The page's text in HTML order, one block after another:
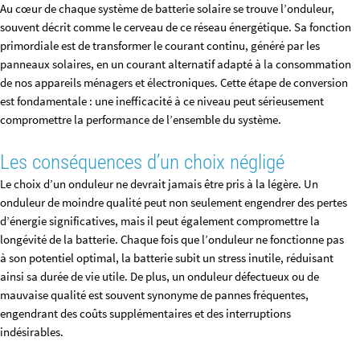
Au cœur de chaque système de batterie solaire se trouve l’onduleur,
souvent décrit comme le cerveau de ce réseau énergétique. Sa fonction
primordiale est de transformer le courant continu, généré par les
panneaux solaires, en un courant alternatif adapté à la consommation
de nos appareils ménagers et électroniques. Cette étape de conversion
est fondamentale : une inefficacité à ce niveau peut sérieusement
compromettre la performance de l’ensemble du système.
Les conséquences d’un choix négligé
Le choix d’un onduleur ne devrait jamais être pris à la légère. Un
onduleur de moindre qualité peut non seulement engendrer des pertes
d’énergie significatives, mais il peut également compromettre la
longévité de la batterie. Chaque fois que l’onduleur ne fonctionne pas
à son potentiel optimal, la batterie subit un stress inutile, réduisant
ainsi sa durée de vie utile. De plus, un onduleur défectueux ou de
mauvaise qualité est souvent synonyme de pannes fréquentes,
engendrant des coûts supplémentaires et des interruptions
indésirables.